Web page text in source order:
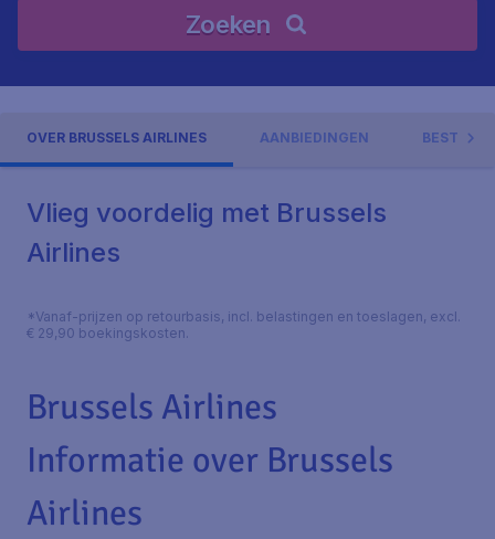
Zoeken
OVER BRUSSELS AIRLINES AANBIEDINGEN
Vlieg voordelig met Brussels
Airlines
*Vanaf-prijzen op retourbasis, incl. belastingen en toeslagen, excl.
€ 29,90 boekingskosten.
Brussels Airlines
Informatie over Brussels
Airlines